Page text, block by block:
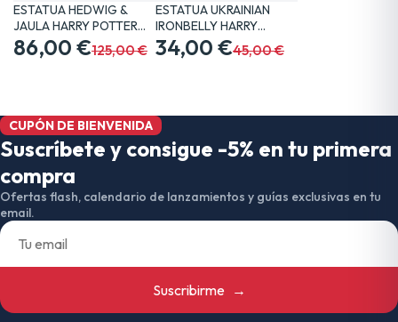
ESTATUA HEDWIG &
JAULA HARRY POTTER
20 CM…
86,00 €125,00 €
ESTATUA UKRAINIAN
IRONBELLY HARRY
POTTER 19…
34,00 €45,00 €
CUPÓN DE BIENVENIDA
Suscríbete y consigue -5% en tu primera
compra
Ofertas flash, calendario de lanzamientos y guías exclusivas en tu
email.
Suscribirme →